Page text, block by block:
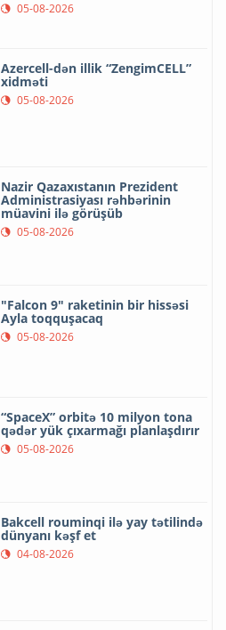
05-08-2026
Azercell-dən illik “ZengimCELL”
xidməti
05-08-2026
Nazir Qazaxıstanın Prezident
Administrasiyası rəhbərinin
müavini ilə görüşüb
05-08-2026
"Falcon 9" raketinin bir hissəsi
Ayla toqquşacaq
05-08-2026
“SpaceX” orbitə 10 milyon tona
qədər yük çıxarmağı planlaşdırır
05-08-2026
Bakcell rouminqi ilə yay tətilində
dünyanı kəşf et
04-08-2026